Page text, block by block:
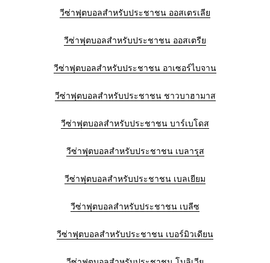
วีซ่าฟุตบอลสำหรับประชาชน ออสเตรเลีย
วีซ่าฟุตบอลสำหรับประชาชน ออสเตรีย
วีซ่าฟุตบอลสำหรับประชาชน อาเซอร์ไบจาน
วีซ่าฟุตบอลสำหรับประชาชน ชาวบาฮามาส
วีซ่าฟุตบอลสำหรับประชาชน บาร์เบโดส
วีซ่าฟุตบอลสำหรับประชาชน เบลารุส
วีซ่าฟุตบอลสำหรับประชาชน เบลเยียม
วีซ่าฟุตบอลสำหรับประชาชน เบลีซ
วีซ่าฟุตบอลสำหรับประชาชน เบอร์มิวเดียน